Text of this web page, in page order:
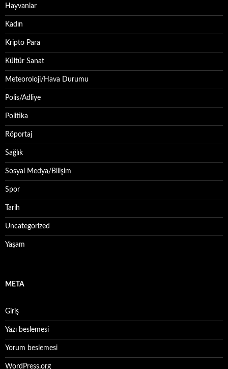
Hayvanlar
Kadın
Kripto Para
Kültür Sanat
Meteoroloji/Hava Durumu
Polis/Adliye
Politika
Röportaj
Sağlık
Sosyal Medya/Bilişim
Spor
Tarih
Uncategorized
Yaşam
META
Giriş
Yazı beslemesi
Yorum beslemesi
WordPress.org